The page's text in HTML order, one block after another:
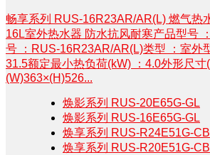
畅享系列 RUS-16R23AR/AR(L) 燃气热
16L室外热水器 防水抗风耐寒产品型号
号 ：RUS-16R23AR/AR(L)类型 ：室外
31.5额定最小热负荷(kW) ：4.0外形尺寸
(W)363×(H)526...
焕影系列 RUS-20E65G-GL
焕影系列 RUS-16E65G-GL
焕享系列 RUS-R24E51G-CB
焕享系列 RUS-R20E51G-CB